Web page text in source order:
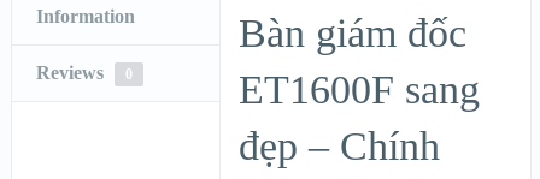
Information
Reviews 0
Bàn giám đốc
ET1600F sang
đẹp – Chính